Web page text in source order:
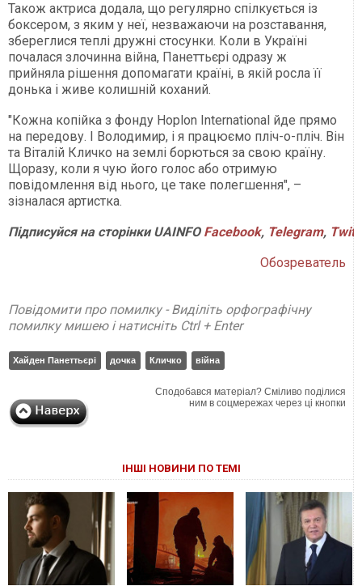
Також актриса додала, що регулярно спілкується із
боксером, з яким у неї, незважаючи на розставання,
збереглися теплі дружні стосунки. Коли в Україні
почалася злочинна війна, Панеттьєрі одразу ж
прийняла рішення допомагати країні, в якій росла її
донька і живе колишній коханий.
"Кожна копійка з фонду Hoplon International йде прямо
на передову. І Володимир, і я працюємо пліч-о-пліч. Він
та Віталій Кличко на землі борються за свою країну.
Щоразу, коли я чую його голос або отримую
повідомлення від нього, це таке полегшення", –
зізналася артистка.
Підписуйся на сторінки UAINFO Facebook, Telegram,
Обозреватель
Повідомити про помилку - Виділіть орфографічну
помилку мишею і натисніть Ctrl + Enter
Хайден Панеттьєрі дочка Кличко війна
Сподобався матеріал? Сміливо поділися
ним в соцмережах через ці кнопки
ІНШІ НОВИНИ ПО ТЕМІ